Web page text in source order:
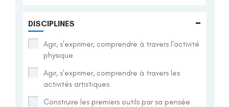
DISCIPLINES -
Agir, s'exprimer, comprendre à travers l'activité
physique
Agir, s'exprimer, comprendre à travers les
activités artistiques
Construire les premiers outils par sa pensée